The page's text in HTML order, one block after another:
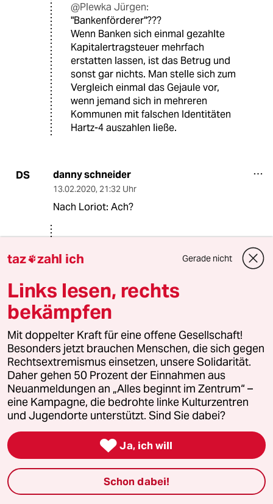
@Plewka Jürgen:
"Bankenförderer"???
Wenn Banken sich einmal gezahlte
Kapitalertragsteuer mehrfach
erstatten lassen, ist das Betrug und
sonst gar nichts. Man stelle sich zum
Vergleich einmal das Gejaule vor,
wenn jemand sich in mehreren
Kommunen mit falschen Identitäten
Hartz-4 auszahlen ließe.
DS danny schneider
13.02.2020, 21:32 Uhr
Nach Loriot: Ach?
WS Weidle Stefan
@danny schneider:
Achwas? Soviel Zeit muss sein!
Bolzkopf
13.02.2020,19:44 Uhr
Tja, die Politiker sehen offenbar ihre Felle
dermassen wegschwimmen dass jetzt auf
Teufel komm raus Schäflein ins Trockene
Es ist kein Wunder, das die Wähler zunehmend
blau sehen - hier hauen Scholz und
Tschentscher mal ein paar Milljönchen auf den
Kopf, dort kloppt Scheuer mal eben 500 Mio in
taz zahl ich Gerade nicht
Links lesen, rechts
bekämpfen
Mit doppelter Kraft für eine offene Gesellschaft!
Besonders jetzt brauchen Menschen, die sich gegen
Rechtsextremismus einsetzen, unsere Solidarität.
Daher gehen 50 Prozent der Einnahmen aus
Neuanmeldungen an „Alles beginnt im Zentrum“ –
eine Kampagne, die bedrohte linke Kulturzentren
und Jugendorte unterstützt. Sind Sie dabei?
 Ja, ich will
Schon dabei!